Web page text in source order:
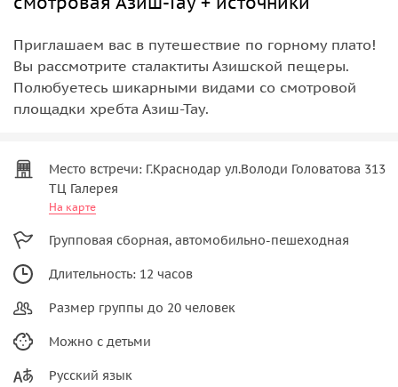
Приглашаем вас в путешествие по горному плато!
Вы рассмотрите сталактиты Азишской пещеры.
Полюбуетесь шикарными видами со смотровой
площадки хребта Азиш-Тау.
Место встречи: Г.Краснодар ул.Володи Головатова 313
ТЦ Галерея
На карте
Групповая сборная, автомобильно-пешеходная
Длительность: 12 часов
Размер группы до 20 человек
Можно с детьми
Русский язык